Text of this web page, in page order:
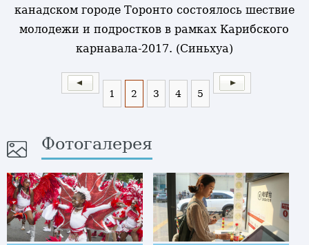
канадском городе Торонто состоялось шествие
молодежи и подростков в рамках Карибского
карнавала-2017. (Синьхуа)
1 2 3 4 5
Фотогалерея